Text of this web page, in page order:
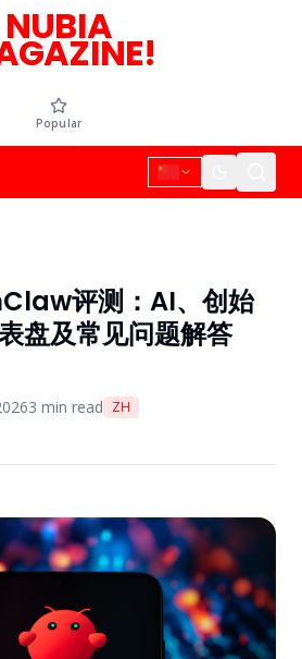
NUBIA
Popular
评测：AI、创始
盘及常见问题解答
3 min read ZH